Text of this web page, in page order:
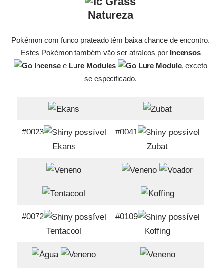
Natureza
Pokémon com fundo prateado têm baixa chance de encontro.
Estes Pokémon também vão ser atraídos por Incensos
e Lure Modules
, exceto
se especificado.
#0023
Ekans
#0041
Zubat
#0072
Tentacool
#0109
Koffing